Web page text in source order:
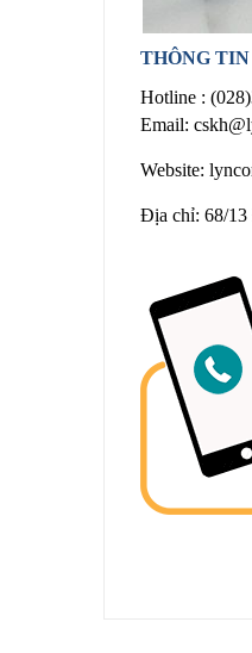
THÔNG
Hotline :
Email:
Website:
Địa chỉ: 68/13